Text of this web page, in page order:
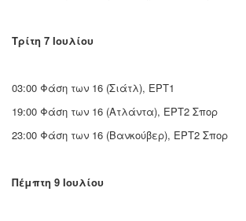
Τρίτη 7 Ιουλίου
03:00 Φάση των 16 (Σιάτλ), ΕΡΤ1
19:00 Φάση των 16 (Ατλάντα), ΕΡΤ2 Σπορ
23:00 Φάση των 16 (Βανκούβερ), ΕΡΤ2 Σπορ
Πέμπτη 9 Ιουλίου